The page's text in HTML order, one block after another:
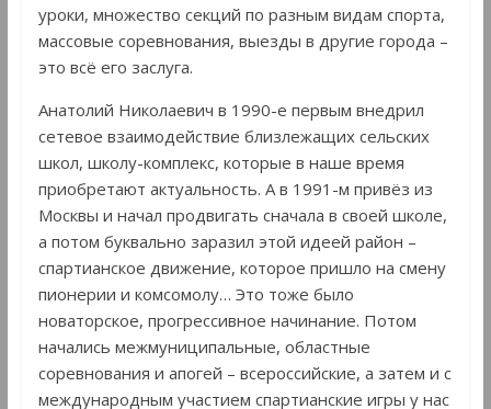
уроки, множество секций по разным видам спорта,
массовые соревнования, выезды в другие города –
это всё его заслуга.
Анатолий Николаевич в 1990-е первым внедрил
сетевое взаимодействие близлежащих сельских
школ, школу-комплекс, которые в наше время
приобретают актуальность. А в 1991-м привёз из
Москвы и начал продвигать сначала в своей школе,
а потом буквально заразил этой идеей район –
спартианское движение, которое пришло на смену
пионерии и комсомолу… Это тоже было
новаторское, прогрессивное начинание. Потом
начались межмуниципальные, областные
соревнования и апогей – всероссийские, а затем и с
международным участием спартианские игры у нас